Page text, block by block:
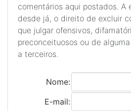
comentários aqui postados. A
desde já, o direito de excluir
que julgar ofensivos,
preconceituosos ou de
a terceiros.
Nome:
E-mail: